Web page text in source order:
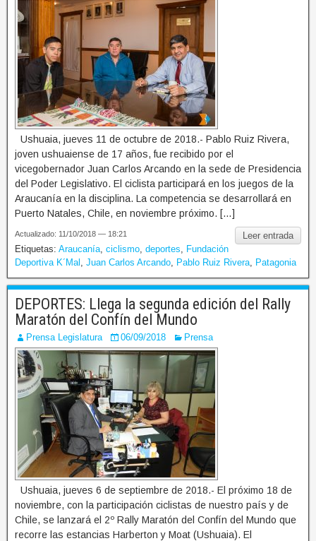
Ushuaia, jueves 11 de octubre de 2018.- Pablo Ruiz Rivera,
joven ushuaiense de 17 años, fue recibido por el
vicegobernador Juan Carlos Arcando en la sede de Presidencia
del Poder Legislativo. El ciclista participará en los juegos de la
Araucanía en la disciplina. La competencia se desarrollará en
Puerto Natales, Chile, en noviembre próximo. […]
Leer entrada
Actualizado: 11/10/2018 — 18:21
Etiquetas: Araucanía ciclismo deportes
Fundación
Deportiva K´Mal
Juan Carlos Arcando Pablo Ruiz Rivera Patagonia
DEPORTES: Llega la segunda edición del Rally
Maratón del Confín del Mundo
Prensa Legislatura 06/09/2018 Prensa
Ushuaia, jueves 6 de septiembre de 2018.- El próximo 18 de
noviembre, con la participación ciclistas de nuestro país y de
Chile, se lanzará el 2º Rally Maratón del Confín del Mundo que
recorre las estancias Harberton y Moat (Ushuaia). El